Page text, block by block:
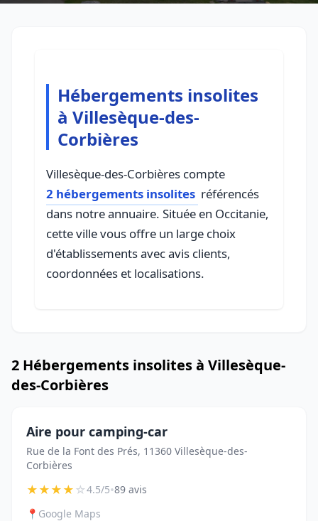
Hébergements insolites
à Villesèque-des-
Corbières
Villesèque-des-Corbières compte
2 hébergements insolites référencés
dans notre annuaire. Située en Occitanie,
cette ville vous offre un large choix
d'établissements avec avis clients,
coordonnées et localisations.
2 Hébergements insolites à Villesèque-
des-Corbières
Aire pour camping-car
Rue de la Font des Prés, 11360 Villesèque-des-
Corbières
★★★★☆4.5/5•89 avis
📍 Google Maps